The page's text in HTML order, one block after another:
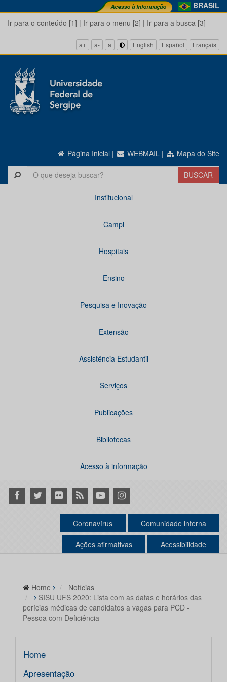
BRASIL
Ir para o conteúdo [1] | Ir para o menu [2] | Ir para a busca [3]
a+ a- a English Español Français
Página Inicial | WEBMAIL | Mapa do Site
Institucional
Campi
Hospitais
Ensino
Pesquisa e Inovação
Extensão
Assistência Estudantil
Serviços
Publicações
Bibliotecas
Acesso à informação
Facebook
Twitter Flickr RSS YoutubeInstagram
Coronavírus Comunidade interna
Ações afirmativas Acessibilidade
Home
Notícias
SISU UFS 2020: Lista com as datas e horários das
perícias médicas de candidatos a vagas para PCD -
Pessoa com Deficiência
Home
Apresentação